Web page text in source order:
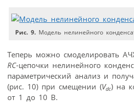
Рис. 9. Модель нелинейного
Теперь можно смоделировать
RC-цепочки нелинейного
параметрический анализ и
(рис. 10) при смещении (Vdc) на
от 1 до 10 В.